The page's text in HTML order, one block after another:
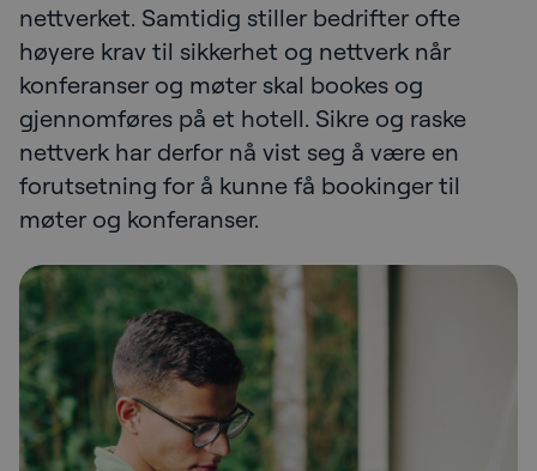
nettverket. Samtidig stiller bedrifter ofte
høyere krav til sikkerhet og nettverk når
konferanser og møter skal bookes og
gjennomføres på et hotell. Sikre og raske
nettverk har derfor nå vist seg å være en
forutsetning for å kunne få bookinger til
møter og konferanser.